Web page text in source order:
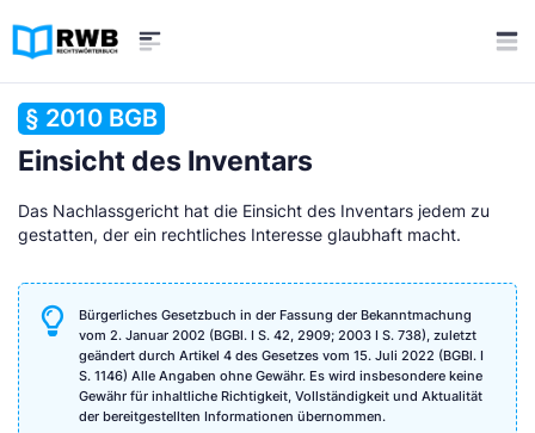
§ 2010 BGB
Einsicht des Inventars
Das Nachlassgericht hat die Einsicht des Inventars jedem zu
gestatten, der ein rechtliches Interesse glaubhaft macht.
Bürgerliches Gesetzbuch in der Fassung der Bekanntmachung
vom 2. Januar 2002 (BGBl. I S. 42, 2909; 2003 I S. 738), zuletzt
geändert durch Artikel 4 des Gesetzes vom 15. Juli 2022 (BGBl. I
S. 1146) Alle Angaben ohne Gewähr. Es wird insbesondere keine
Gewähr für inhaltliche Richtigkeit, Vollständigkeit und Aktualität
der bereitgestellten Informationen übernommen.